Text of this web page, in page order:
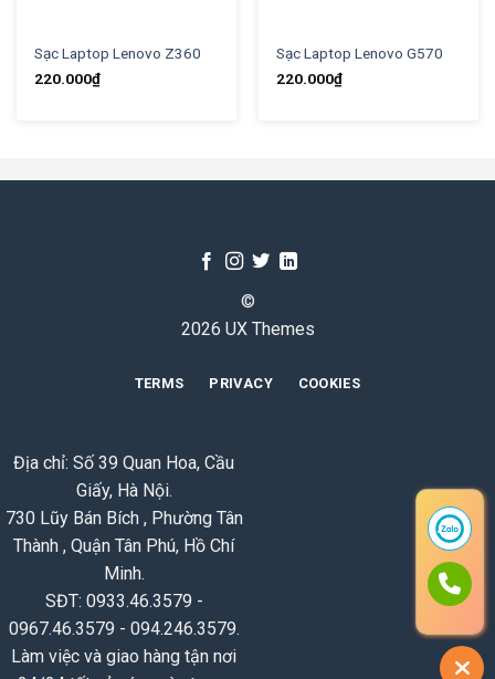
Sạc Laptop Lenovo Z360
220.000₫
Sạc Laptop Lenovo G570
220.000₫
©
2026 UX Themes
TERMS PRIVACY COOKIES
Địa chỉ: Số 39 Quan Hoa, Cầu
Giấy, Hà Nội.
730 Lũy Bán Bích , Phường Tân
Thành , Quận Tân Phú, Hồ Chí
Minh.
SĐT: 0933.46.3579 -
0967.46.3579 - 094.246.3579.
Làm việc và giao hàng tận nơi